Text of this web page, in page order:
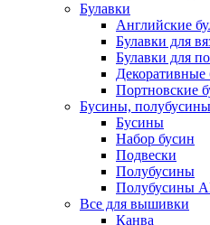
Булавки
Английские
Булавки для
Булавки для
Декоративные
Портновские
Бусины, полубусины
Бусины
Набор бусин
Подвески
Полубусины
Полубусины
Все для вышивки
Канва